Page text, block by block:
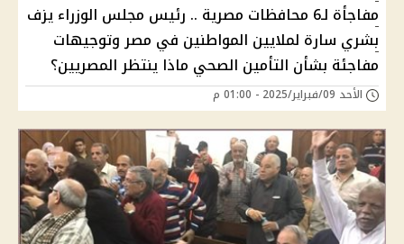
مفاجأة لـ6 محافظات مصرية .. رئيس مجلس الوزراء يزف
بشري سارة لملايين المواطنين في مصر وتوجيهات
مفاجئة بشأن التأمين الصحي ماذا ينتظر المصريين؟
الأحد 09/فبراير/2025 - 01:00 م